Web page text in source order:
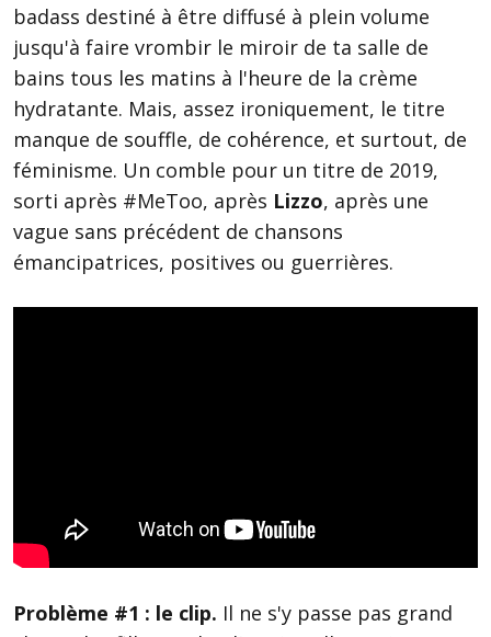
badass destiné à être diffusé à plein volume
jusqu'à faire vrombir le miroir de ta salle de
bains tous les matins à l'heure de la crème
hydratante. Mais, assez ironiquement, le titre
manque de souffle, de cohérence, et surtout, de
féminisme. Un comble pour un titre de 2019,
sorti après #MeToo, après Lizzo, après une
vague sans précédent de chansons
émancipatrices, positives ou guerrières.
Problème #1 : le clip. Il ne s'y passe pas grand